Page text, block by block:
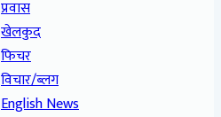
प्रवास
खेलकुद
फिचर
विचार/ब्लग
English News